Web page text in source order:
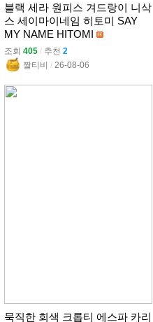
블랙 세라 원피스 겨드랑이 니삭
스 세이마이네임 히토미 SAY
MY NAME HITOMI
조회 405 l 추천 2
짤티비 l 26-08-06
묵직한 회색 크롭티 에스파 카리